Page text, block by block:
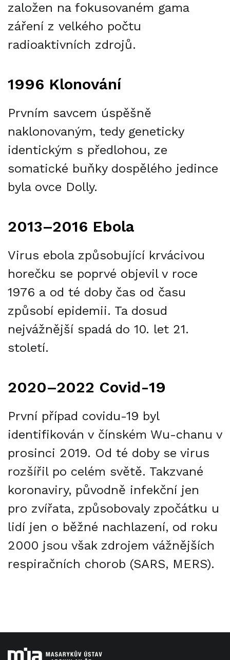
založen na fokusovaném gama
záření z velkého počtu
radioaktivních zdrojů.
1996 Klonování
Prvním savcem úspěšně
naklonovaným, tedy geneticky
identickým s předlohou, ze
somatické buňky dospělého jedince
byla ovce Dolly.
2013–2016 Ebola
Virus ebola způsobující krvácivou
horečku se poprvé objevil v roce
1976 a od té doby čas od času
způsobí epidemii. Ta dosud
nejvážnější spadá do 10. let 21.
století.
2020–2022 Covid-19
První případ covidu-19 byl
identifikován v čínském Wu-chanu v
prosinci 2019. Od té doby se virus
rozšířil po celém světě. Takzvané
koronaviry, původně infekční jen
pro zvířata, způsobovaly zpočátku u
lidí jen o běžné nachlazení, od roku
2000 jsou však zdrojem vážnějších
respiračních chorob (SARS, MERS).